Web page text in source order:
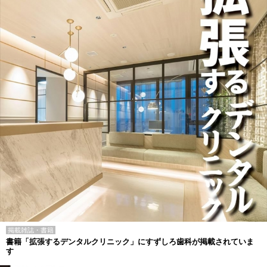
掲載雑誌・書籍
書籍「拡張するデンタルクリニック」にすずしろ歯科が掲載されていま
す